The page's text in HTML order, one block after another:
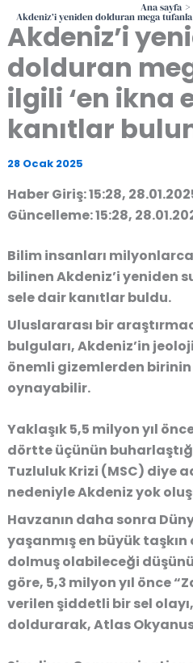
Ana sayfa
Akdeniz’i yeniden dolduran mega
Akdeniz’i
dolduran
ilgili ‘en ikna
kanıtlar
28 Ocak 2025
Haber Giriş: 15:28,
Güncelleme: 15:28,
Bilim insanları milyonlarca
bilinen Akdeniz’i yeniden
sele dair kanıtlar buldu.
Uluslararası bir
bulguları, Akdeniz’in
önemli gizemlerden
oynayabilir.
Yaklaşık 5,5 milyon yıl
dörtte üçünün
Tuzluluk Krizi (MSC) diye
nedeniyle Akdeniz yok
Havzanın daha sonra
yaşanmış en büyük
dolmuş olabileceği
göre, 5,3 milyon yıl önce
verilen şiddetli bir sel
doldurarak, Atlas